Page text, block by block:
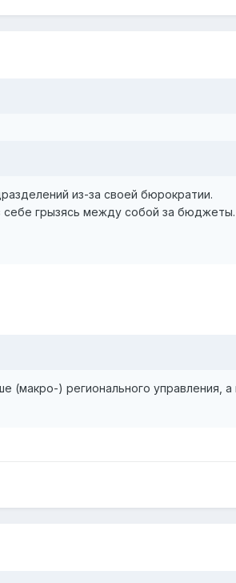
из-за своей бюрократии.
себе грызясь между собой за бюджеты.
) регионального управления, а